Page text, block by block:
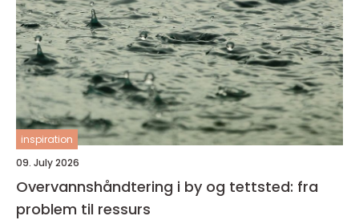
inspiration
09. July 2026
Overvannshåndtering i by og tettsted: fra
problem til ressurs